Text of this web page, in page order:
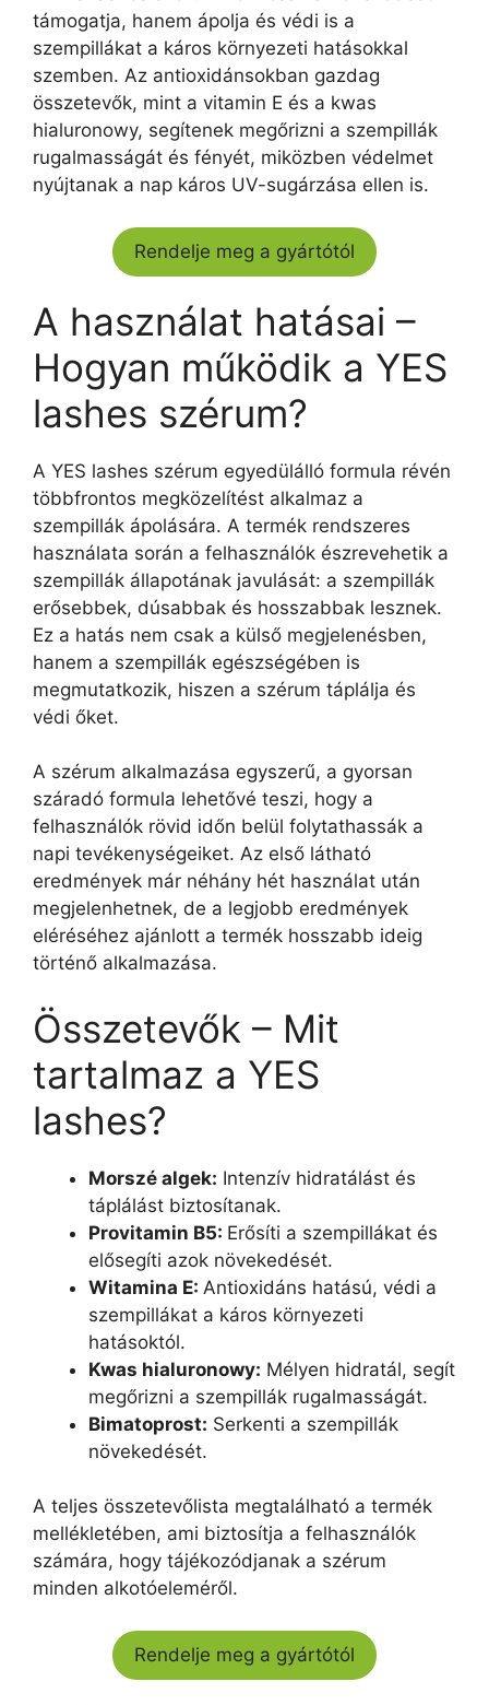
támogatja, hanem ápolja és védi is a
szempillákat a káros környezeti hatásokkal
szemben. Az antioxidánsokban gazdag
összetevők, mint a vitamin E és a kwas
hialuronowy, segítenek megőrizni a szempillák
rugalmasságát és fényét, miközben védelmet
nyújtanak a nap káros UV-sugárzása ellen is.
Rendelje meg a gyártótól
A használat hatásai –
Hogyan működik a YES
lashes szérum?
A YES lashes szérum egyedülálló formula révén
többfrontos megközelítést alkalmaz a
szempillák ápolására. A termék rendszeres
használata során a felhasználók észrevehetik a
szempillák állapotának javulását: a szempillák
erősebbek, dúsabbak és hosszabbak lesznek.
Ez a hatás nem csak a külső megjelenésben,
hanem a szempillák egészségében is
megmutatkozik, hiszen a szérum táplálja és
védi őket.
A szérum alkalmazása egyszerű, a gyorsan
száradó formula lehetővé teszi, hogy a
felhasználók rövid időn belül folytathassák a
napi tevékenységeiket. Az első látható
eredmények már néhány hét használat után
megjelenhetnek, de a legjobb eredmények
eléréséhez ajánlott a termék hosszabb ideig
történő alkalmazása.
Összetevők – Mit
tartalmaz a YES
lashes?
Morszé algek: Intenzív hidratálást és
táplálást biztosítanak.
Provitamin B5: Erősíti a szempillákat és
elősegíti azok növekedését.
Witamina E: Antioxidáns hatású, védi a
szempillákat a káros környezeti
hatásoktól.
Kwas hialuronowy: Mélyen hidratál, segít
megőrizni a szempillák rugalmasságát.
Bimatoprost: Serkenti a szempillák
növekedését.
A teljes összetevőlista megtalálható a termék
mellékletében, ami biztosítja a felhasználók
számára, hogy tájékozódjanak a szérum
minden alkotóeleméről.
Rendelje meg a gyártótól